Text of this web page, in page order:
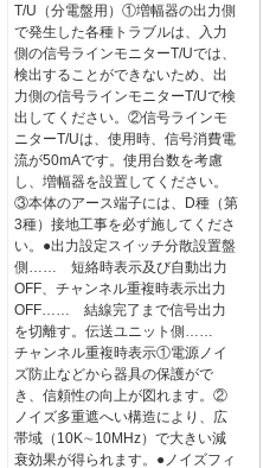
T/U（分電盤用）①増幅器の出力側
で発生した各種トラブルは、入力
側の信号ラインモニターT/Uでは、
検出することができないため、出
力側の信号ラインモニターT/Uで検
出してください。②信号ラインモ
ニターT/Uは、使用時、信号消費電
流が50mAです。使用台数を考慮
し、増幅器を設置してください。
③本体のアース端子には、D種（第
3種）接地工事を必ず施してくださ
い。●出力設定スイッチ分散設置盤
側…… 短絡時表示及び自動出力
OFF、チャンネル重複時表示出力
OFF…… 結線完了まで信号出力
を切離す。伝送ユニット側……
チャンネル重複時表示①電源ノイ
ズ防止などから器具の保護がで
き、信頼性の向上が図れます。②
ノイズ多重遮へい構造により、広
帯域（10K∼10MHz）で大きい減
衰効果が得られます。●ノイズフィ